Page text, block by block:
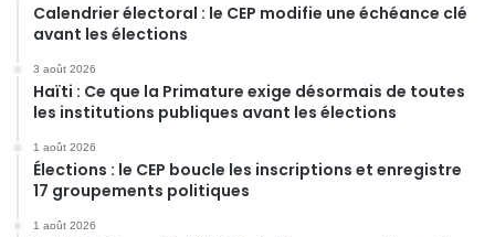
Calendrier électoral : le CEP modifie une échéance clé
avant les élections
3 août 2026
Haïti : Ce que la Primature exige désormais de toutes
les institutions publiques avant les élections
1 août 2026
Élections : le CEP boucle les inscriptions et enregistre
17 groupements politiques
1 août 2026